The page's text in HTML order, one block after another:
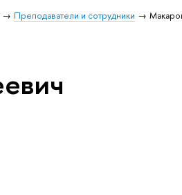
Преподаватели и сотрудники